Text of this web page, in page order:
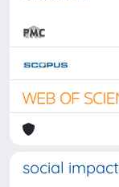
social impact